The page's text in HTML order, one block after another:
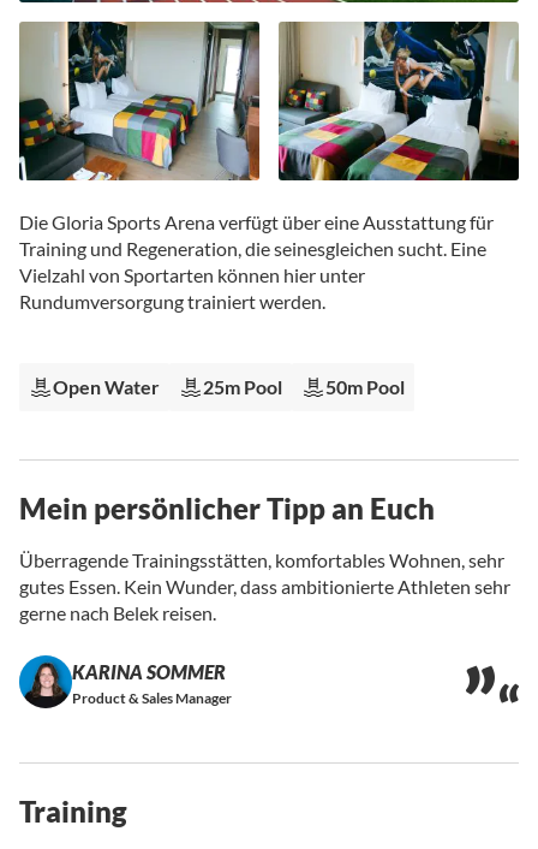
Anfang
der
Bildgalerie
springen
Die Gloria Sports Arena verfügt über eine Ausstattung für
Training und Regeneration, die seinesgleichen sucht. Eine
Vielzahl von Sportarten können hier unter
Rundumversorgung trainiert werden.
Open Water 25m Pool 50m Pool
Mein persönlicher Tipp an Euch
Überragende Trainingsstätten, komfortables Wohnen, sehr
gutes Essen. Kein Wunder, dass ambitionierte Athleten sehr
gerne nach Belek reisen.
KARINA SOMMER
Product & Sales Manager
Training